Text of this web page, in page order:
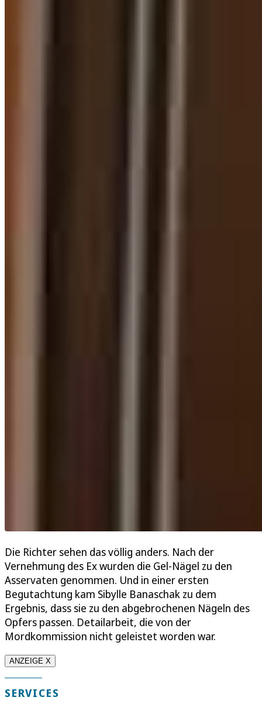
Die Richter sehen das völlig anders. Nach der
Vernehmung des Ex wurden die Gel-Nägel zu den
Asservaten genommen. Und in einer ersten
Begutachtung kam Sibylle Banaschak zu dem
Ergebnis, dass sie zu den abgebrochenen Nägeln des
Opfers passen. Detailarbeit, die von der
Mordkommission nicht geleistet worden war.
ANZEIGE X
SERVICES